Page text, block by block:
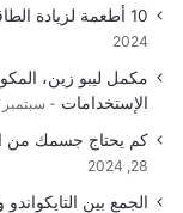
10 أطعمة لزيادة الطاقة أثناء التدريب
2024
مكمل ليبو زين،
الإستخدامات
سبتمبر 30, 2024
كم يحتاج جسمك من
28, 2024
الجمع بين